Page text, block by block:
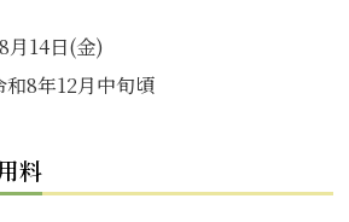
月14日(金)
8年12月中旬頃
料